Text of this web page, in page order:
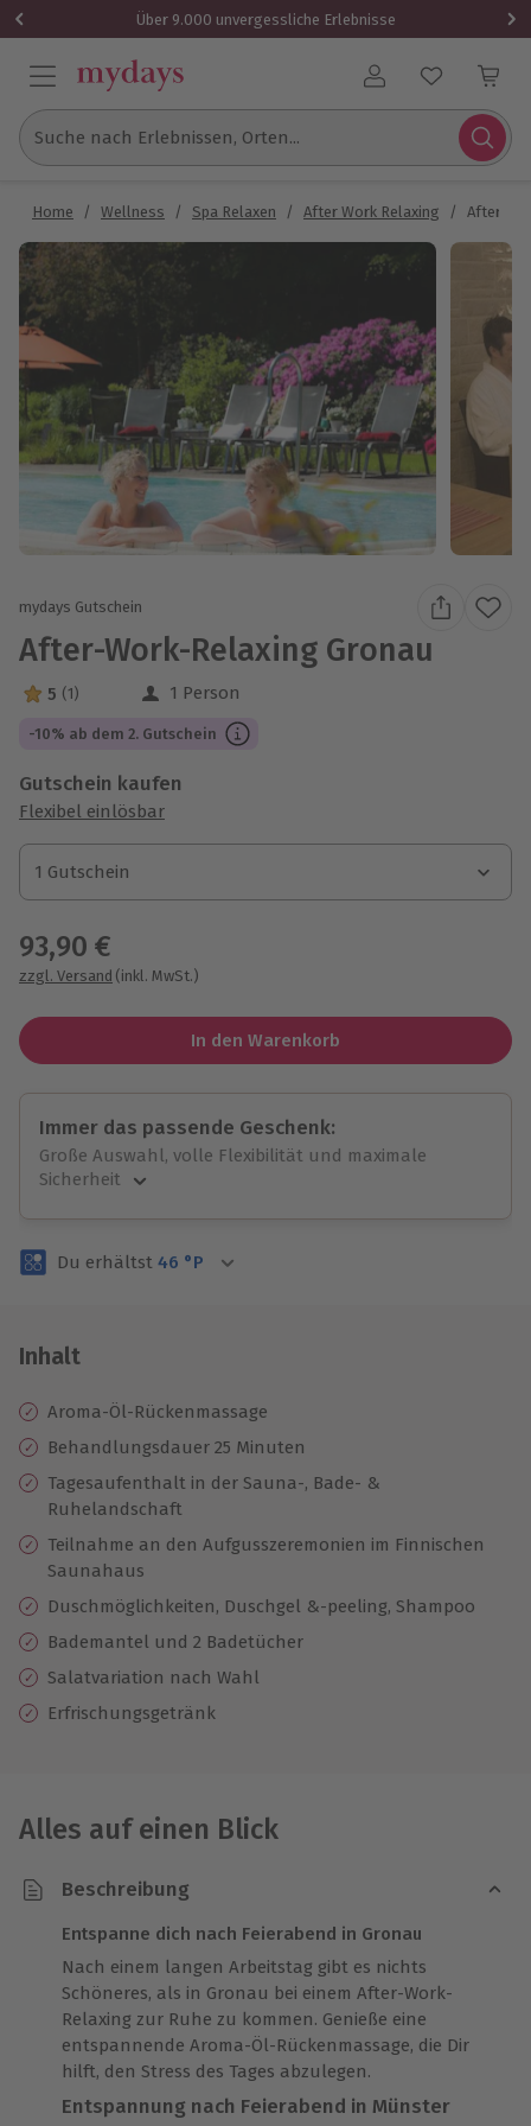
Über 9.000 unvergessliche Erlebnisse
Benutzerkonto
Suche nach Erlebnissen, Orten...
Home / Wellness / Spa Relaxen / After Work Relaxing / After-
mydays Gutschein
After-Work-Relaxing Gronau
5 Sterne von 5 aus 1 Bewertungen
5 (1) 1 Person
-10% ab dem 2. Gutschein
Gutschein kaufen
Flexibel einlösbar
1 Gutschein
1 Gutschein
1 Gutschein
93,90 €
zzgl. Versand (inkl. MwSt.)
In den Warenkorb
Immer das passende Geschenk:
Große Auswahl, volle Flexibilität und maximale
Sicherheit
Volle Flexibilität
3 Jahre gültig & verlängerbar.
Du erhältst 46 °P
Inhalt
Aroma-Öl-Rückenmassage
Behandlungsdauer 25 Minuten
Tagesaufenthalt in der Sauna-, Bade- &
Ruhelandschaft
Teilnahme an den Aufgusszeremonien im Finnischen
Saunahaus
Duschmöglichkeiten, Duschgel &-peeling, Shampoo
Bademantel und 2 Badetücher
Salatvariation nach Wahl
Erfrischungsgetränk
Alles auf einen Blick
Beschreibung
Entspanne dich nach Feierabend in Gronau
Nach einem langen Arbeitstag gibt es nichts
Schöneres, als in Gronau bei einem After-Work-
Relaxing zur Ruhe zu kommen. Genieße eine
entspannende Aroma-Öl-Rückenmassage, die Dir
hilft, den Stress des Tages abzulegen.
Entspannung nach Feierabend in Münster